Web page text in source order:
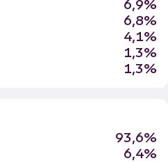
6,9%
6,8%
4,1%
1,3%
1,3%
93,6%
6,4%